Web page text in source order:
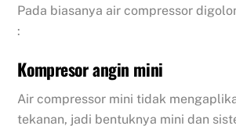
Pada biasanya air compressor
:
Kompresor angin mini
Air compressor mini tidak
tekanan, jadi bentuknya mini dan